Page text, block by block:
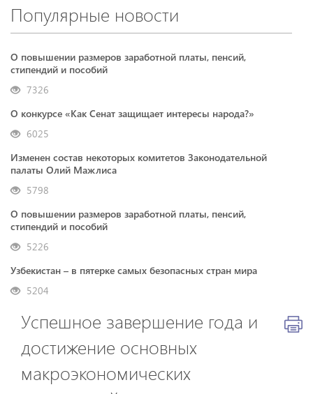
Популярные новости
О повышении размеров заработной платы, пенсий,
стипендий и пособий
7326
О конкурсе «Как Сенат защищает интересы народа?»
6025
Изменен состав некоторых комитетов Законодательной
палаты Олий Мажлиса
5798
О повышении размеров заработной платы, пенсий,
стипендий и пособий
5226
Узбекистан – в пятерке самых безопасных стран мира
5204
Успешное завершение года и
достижение основных
макроэкономических